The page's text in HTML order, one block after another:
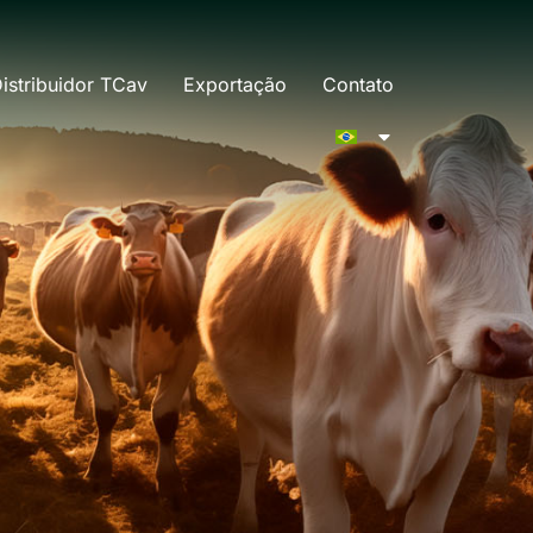
TCav Exportação Contato